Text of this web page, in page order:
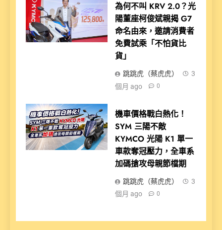
為何不叫 KRV 2.0？光
陽董座柯俊斌親揭 G7
命名由來，邀請消費者
免費試乘「不怕貨比
貨」
跳跳虎（蔡虎虎）
3
個月 ago
0
機車價格戰白熱化！
SYM 三陽不敵
KYMCO 光陽 K1 單一
車款奪冠壓力，全車系
加碼搶攻母親節檔期
跳跳虎（蔡虎虎）
3
個月 ago
0